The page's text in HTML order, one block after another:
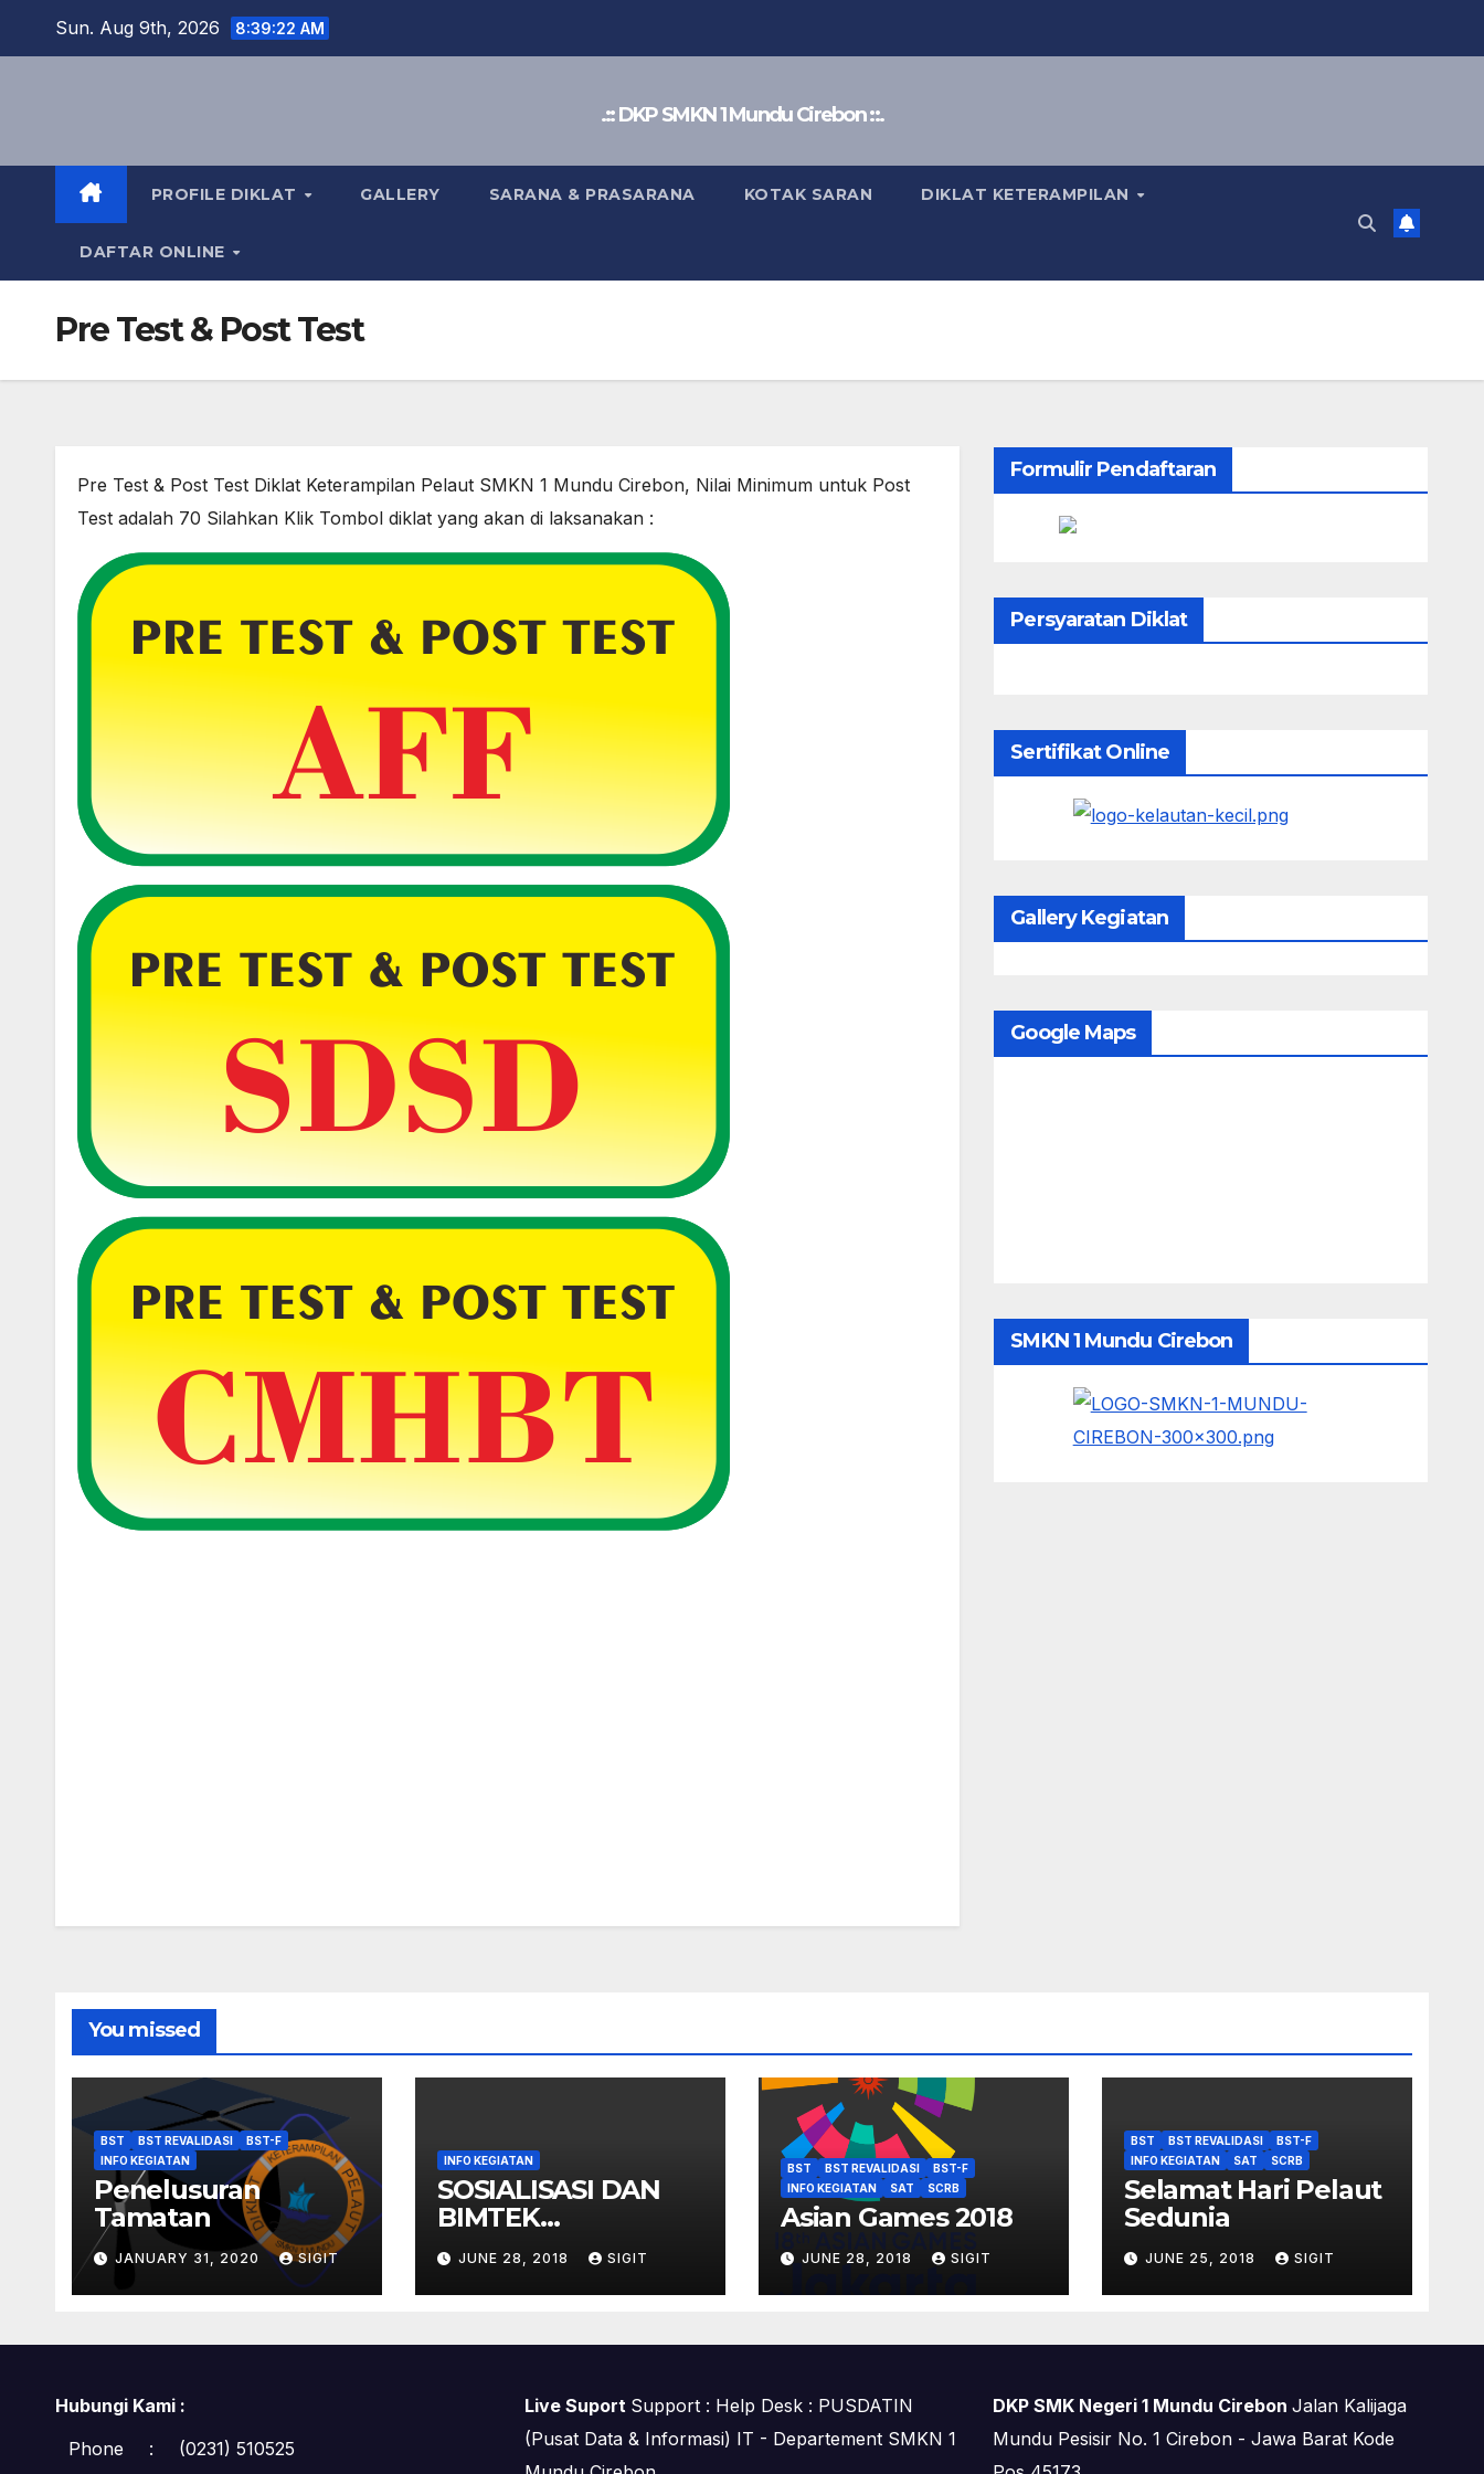
Sun. Aug 9th, 2026 8:39:23 AM
.:: DKP SMKN 1 Mundu Cirebon ::.
PROFILE DIKLAT GALLERY SARANA & PRASARANA KOTAK SARAN DIKLAT KETERAMPILAN
DAFTAR ONLINE
Pre Test & Post Test
Pre Test & Post Test Diklat Keterampilan Pelaut SMKN 1 Mundu Cirebon, Nilai Minimum untuk Post
Test adalah 70 Silahkan Klik Tombol diklat yang akan di laksanakan :
Formulir Pendaftaran
Persyaratan Diklat
Sertifikat Online
Gallery Kegiatan
Google Maps
SMKN 1 Mundu Cirebon
You missed
BST BST REVALIDASI
BST-F
INFO KEGIATAN
Penelusuran
Tamatan
JANUARY 31, 2020 SIGIT
INFO KEGIATAN
SOSIALISASI DAN
BIMTEK
TELEKONFERENSI
JUNE 28, 2018 SIGIT
BST BST REVALIDASI
BST-F
INFO KEGIATAN
SAT SCRB
Asian Games 2018
JUNE 28, 2018 SIGIT
BST BST REVALIDASI
BST-F
INFO KEGIATAN
SAT SCRB
Selamat Hari Pelaut
Sedunia
JUNE 25, 2018 SIGIT
Hubungi Kami :
Phone
: (0231) 510525
Live Suport Support : Help Desk : PUSDATIN
(Pusat Data & Informasi) IT - Departement SMKN 1
DKP SMK Negeri 1 Mundu CirebonJalan Kalijaga
Mundu Pesisir No. 1 Cirebon - Jawa Barat Kode